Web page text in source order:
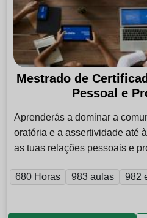
Mestrado de
Pessoal e
Aprenderás a dominar a
oratória e a assertividade até
as tuas relações pessoais e
680 Horas 983 aulas 982